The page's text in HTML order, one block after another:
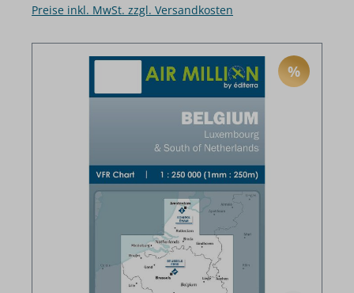
Preise inkl. MwSt. zzgl. Versandkosten
RABATT
%